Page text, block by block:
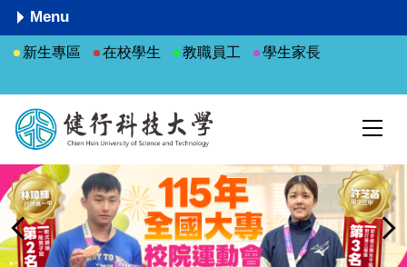
跳
到
主
容
區
Menu
新生專區 在校學生 教職員工 學生家長